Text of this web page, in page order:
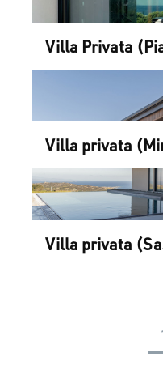
Villa Privata
Villa privata
Villa privata